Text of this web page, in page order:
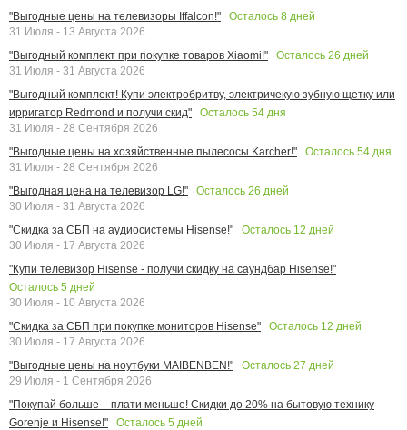
"Выгодные цены на телевизоры Iffalcon!"
Осталось 8 дней
31 Июля - 13 Августа 2026
"Выгодный комплект при покупке товаров Xiaomi!"
Осталось 26 дней
31 Июля - 31 Августа 2026
"Выгодный комплект! Купи электробритву, электричекую зубную щетку или
ирригатор Redmond и получи скид"
Осталось 54 дня
31 Июля - 28 Сентября 2026
"Выгодные цены на хозяйственные пылесосы Karcher!"
Осталось 54 дня
31 Июля - 28 Сентября 2026
"Выгодная цена на телевизор LG!"
Осталось 26 дней
30 Июля - 31 Августа 2026
"Скидка за СБП на аудиосистемы Hisense!"
Осталось 12 дней
30 Июля - 17 Августа 2026
"Купи телевизор Hisense - получи скидку на саундбар Hisense!"
Осталось 5 дней
30 Июля - 10 Августа 2026
"Скидка за СБП при покупке мониторов Hisense"
Осталось 12 дней
30 Июля - 17 Августа 2026
"Выгодные цены на ноутбуки MAIBENBEN!"
Осталось 27 дней
29 Июля - 1 Сентября 2026
"Покупай больше – плати меньше! Скидки до 20% на бытовую технику
Gorenje и Hisense!"
Осталось 5 дней